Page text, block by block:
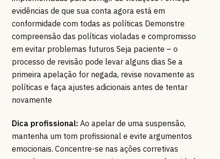
evidências de que sua conta agora está em
conformidade com todas as políticas Demonstre
compreensão das políticas violadas e compromisso
em evitar problemas futuros Seja paciente – o
processo de revisão pode levar alguns dias Se a
primeira apelação for negada, revise novamente as
políticas e faça ajustes adicionais antes de tentar
novamente
Dica profissional: Ao apelar de uma suspensão,
mantenha um tom profissional e evite argumentos
emocionais. Concentre-se nas ações corretivas